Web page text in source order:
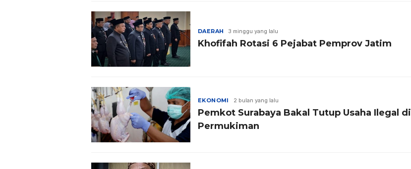
DAERAH 3 minggu yang lalu
Khofifah Rotasi 6 Pejabat Pemprov Jatim
EKONOMI 2 bulan yang lalu
Pemkot Surabaya Bakal Tutup Usaha Ilegal di
Permukiman